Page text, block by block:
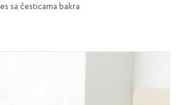
sa česticama bakra